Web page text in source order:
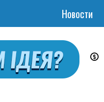
Основная
Новости